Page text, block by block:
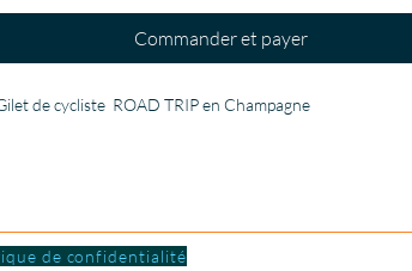
Commander et payer
de cycliste  ROAD TRIP en Champagne
de confidentialité